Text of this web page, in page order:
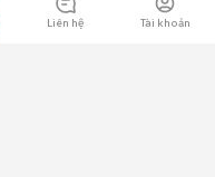
Liên hệ Tài khoản